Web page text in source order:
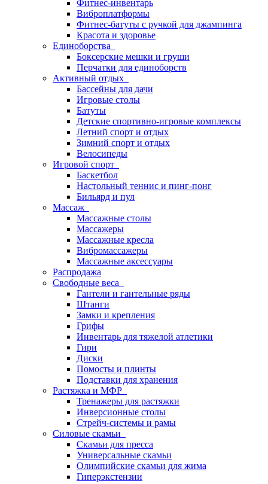
Фитнес-инвентарь
Виброплатформы
Фитнес-батуты с ручкой для джампинга
Красота и здоровье
Единоборства
Боксерские мешки и груши
Перчатки для единоборств
Активный отдых
Бассейны для дачи
Игровые столы
Батуты
Детские спортивно-игровые комплексы
Летний спорт и отдых
Зимний спорт и отдых
Велосипеды
Игровой спорт
Баскетбол
Настольный теннис и пинг-понг
Бильярд и пул
Массаж
Массажные столы
Массажеры
Массажные кресла
Вибромассажеры
Массажные аксессуары
Распродажа
Свободные веса
Гантели и гантельные ряды
Штанги
Замки и крепления
Грифы
Инвентарь для тяжелой атлетики
Гири
Диски
Помосты и плинты
Подставки для хранения
Растяжка и МФР
Тренажеры для растяжки
Инверсионные столы
Стрейч-системы и рамы
Силовые скамьи
Скамьи для пресса
Универсальные скамьи
Олимпийские скамьи для жима
Гиперэкстензии